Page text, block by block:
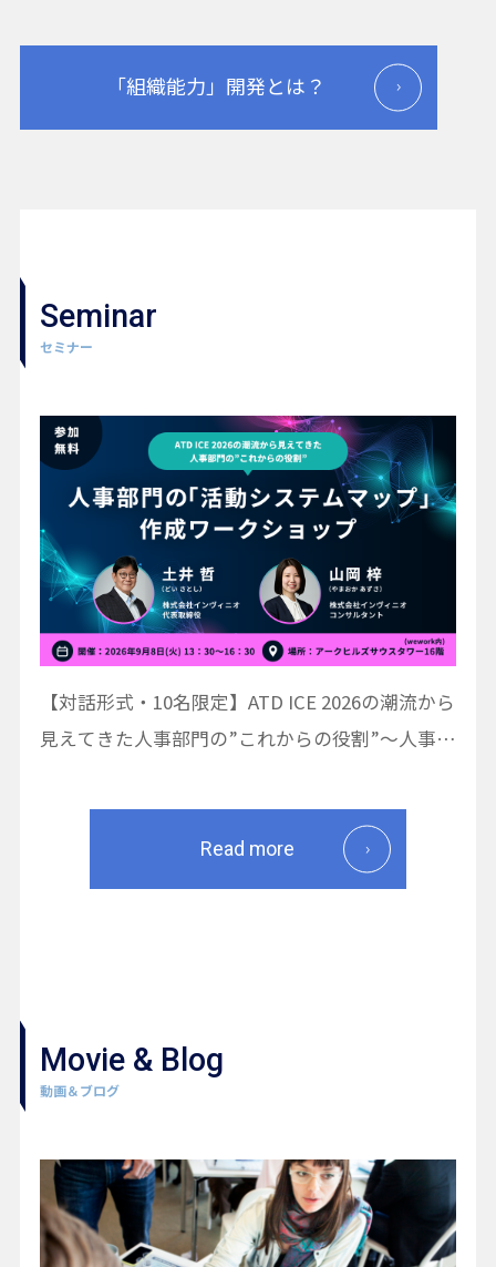
「組織能力」開発とは？
Seminar
セミナー
【対話形式・10名限定】ATD ICE 2026の潮流から
見えてきた人事部門の”これからの役割”〜人事部
Read more
Movie & Blog
動画＆ブログ